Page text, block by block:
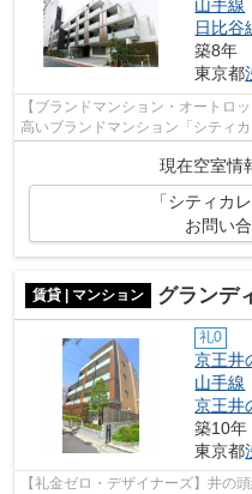
山手線
日比谷
築8年
東京都
【ブランドマンション・オートロ
高いブランドマンション「シティ
お問い合わせください。
現在空室情
「シティカ
お問い
賃貸 | マンション グランデ
礼0
京王井
山手線
京王井
築10年
東京都
【礼金ゼロ・デザイナーズ】井の